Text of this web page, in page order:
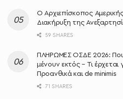
O Αρχιεπίσκοπος
Διακήρυξη της
59 SHARES
ΠΛΗΡΩΜΕΣ ΟΣΔΕ 2026:
μένουν εκτός – Τι έρχεται
Προανθικά και de minimis
71 SHARES